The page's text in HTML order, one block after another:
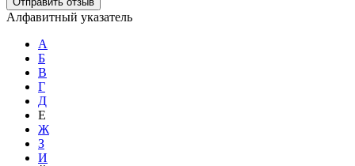
Алфавитный указатель
А
Б
В
Г
Д
Е
Ж
З
И